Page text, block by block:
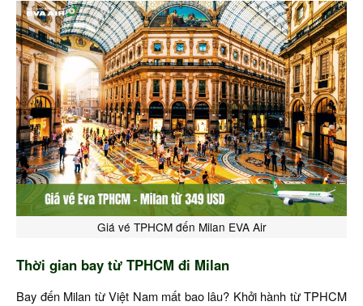
Giá vé TPHCM đến Milan EVA Air
Thời gian bay từ TPHCM đi Milan
Bay đến Milan từ Việt Nam mất bao lâu? Khởi hành từ TPHCM